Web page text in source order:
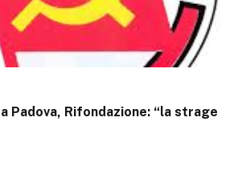
Padova, Rifondazione: “la strage